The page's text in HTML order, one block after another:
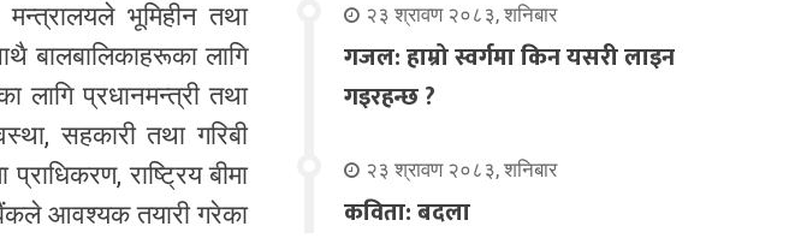
मन्त्रालयले भूमिहीन तथा
बालबालिकाहरूका लागि
लागि प्रधानमन्त्री तथा
सहकारी तथा गरिबी
राष्ट्रिय बीमा
बैंकले आवश्यक तयारी गरेका
२३ श्रावण २०८३, शनिबार
गजल: हाम्रो स्वर्गमा किन यसरी लाइन
गइरहन्छ ?
२३ श्रावण २०८३, शनिबार
कविता: बदला